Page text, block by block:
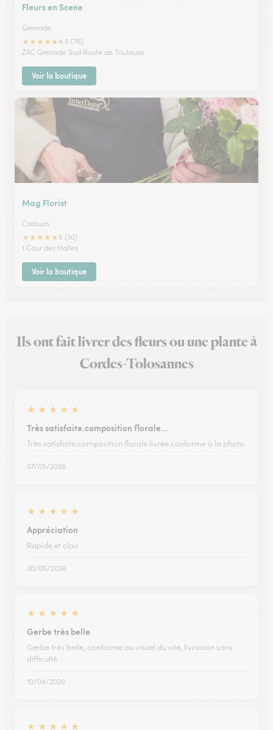
Fleurs en Scene
Grenade
★★★★★4.5 (76)
ZAC Grenade Sud Route de Toulouse
Voir la boutique
Mag Florist
Cadours
★★★★★ 5 (30)
1 Cour des Halles
Voir la boutique
Ils ont fait livrer des fleurs ou une plante à
Cordes-Tolosannes
★ ★ ★ ★ ★
Très satisfaite.composition florale…
Très satisfaite.composition florale livrée conforme à la photo
07/05/2026
★ ★ ★ ★ ★
Appréciation
Rapide et clair
30/05/2026
★ ★ ★ ★ ★
Gerbe très belle
Gerbe très belle, conforme au visuel du site, livraison sans
difficulté
10/04/2026
★ ★ ★ ★ ★